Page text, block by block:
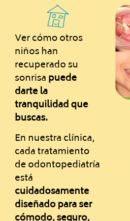
Ver cómo otros
niños han
recuperado su
sonrisapuede
darte la
tranquilidad que
buscas.
En nuestra clínica,
cada tratamiento
de odontopediatría
está
cuidadosamente
diseñado para ser